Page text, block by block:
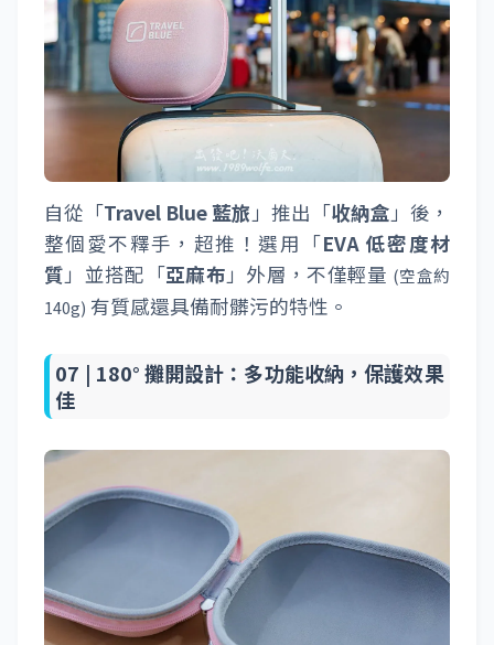
自從「Travel Blue 藍旅」推出「收納盒」後，
整個愛不釋手，超推！選用「EVA 低密度材
質」並搭配「亞麻布」外層，不僅輕量 (空盒約
140g) 有質感還具備耐髒污的特性。
07 | 180° 攤開設計：多功能收納，保護效果
佳